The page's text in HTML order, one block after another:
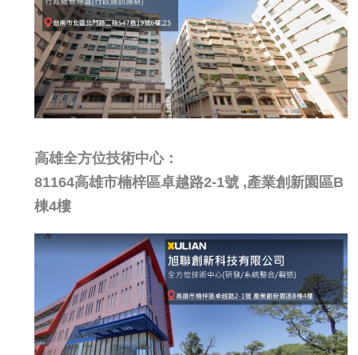
高雄全方位技術中心：
81164高雄市楠梓區卓越路2-1號 ,產業創新園區B
棟4樓